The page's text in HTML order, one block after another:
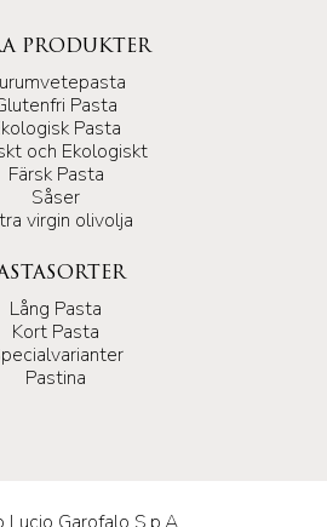
PRODUKTER
Pasta
Pasta
och Ekologiskt
Färsk Pasta
Såser
virgin olivolja
Lång Pasta
Kort Pasta
Pastina